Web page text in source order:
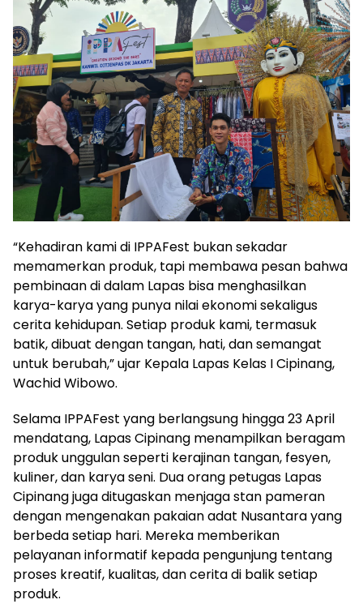
“Kehadiran kami di IPPAFest bukan sekadar
memamerkan produk, tapi membawa pesan bahwa
pembinaan di dalam Lapas bisa menghasilkan
karya-karya yang punya nilai ekonomi sekaligus
cerita kehidupan. Setiap produk kami, termasuk
batik, dibuat dengan tangan, hati, dan semangat
untuk berubah,” ujar Kepala Lapas Kelas I Cipinang,
Wachid Wibowo.
Selama IPPAFest yang berlangsung hingga 23 April
mendatang, Lapas Cipinang menampilkan beragam
produk unggulan seperti kerajinan tangan, fesyen,
kuliner, dan karya seni. Dua orang petugas Lapas
Cipinang juga ditugaskan menjaga stan pameran
dengan mengenakan pakaian adat Nusantara yang
berbeda setiap hari. Mereka memberikan
pelayanan informatif kepada pengunjung tentang
proses kreatif, kualitas, dan cerita di balik setiap
produk.